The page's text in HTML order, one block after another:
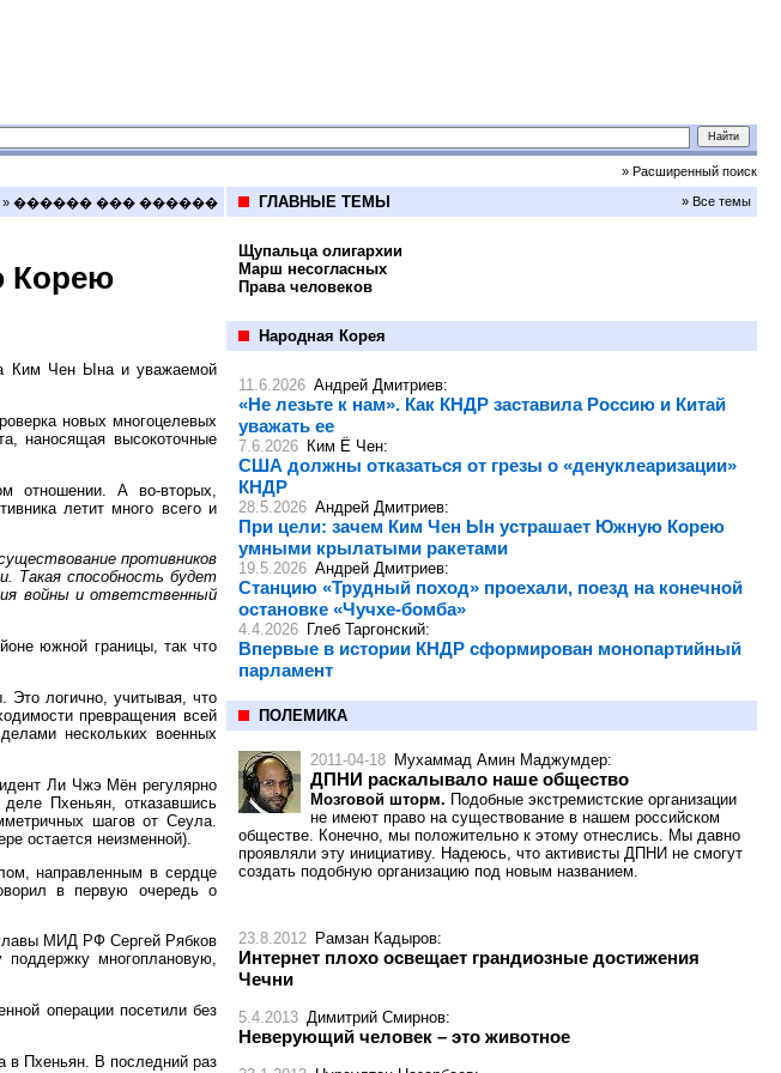
» Расширенный поиск
» ������ ��� ������
Корею
Ким Чен Ына и уважаемой
новых многоцелевых
наносящая высокоточные
отношении. А во-вторых,
летит много всего и
противников
Такая способность будет
войны и ответственный
южной границы, так что
Это логично, учитывая, что
превращения всей
нескольких военных
Ли Чжэ Мён регулярно
Пхеньян, отказавшись
шагов от Сеула.
остается неизменной).
направленным в сердце
в первую очередь о
МИД РФ Сергей Рябков
многоплановую,
операции посетили без
в Пхеньян. В последний раз
ГЛАВНЫЕ ТЕМЫ » Все темы
Щупальца олигархии
Марш несогласных
Права человеков
Народная Корея
11.6.2026 Андрей Дмитриев:
«Не лезьте к нам». Как КНДР заставила Россию и Китай
уважать ее
7.6.2026 Ким Ё Чен:
США должны отказаться от грезы о «денуклеаризации»
КНДР
28.5.2026 Андрей Дмитриев:
При цели: зачем Ким Чен Ын устрашает Южную Корею
умными крылатыми ракетами
19.5.2026 Андрей Дмитриев:
Cтанцию «Трудный поход» проехали, поезд на конечной
остановке «Чучхе-бомба»
4.4.2026 Глеб Таргонский:
Впервые в истории КНДР сформирован монопартийный
парламент
ПОЛЕМИКА
2011-04-18 Мухаммад Амин Маджумдер:
ДПНИ раскалывало наше общество
Мозговой шторм. Подобные экстремистские организации
не имеют право на существование в нашем российском
обществе. Конечно, мы положительно к этому отнеслись. Мы давно
проявляли эту инициативу. Надеюсь, что активисты ДПНИ не смогут
создать подобную организацию под новым названием.
23.8.2012 Рамзан Кадыров:
Интернет плохо освещает грандиозные достижения
Чечни
5.4.2013 Димитрий Смирнов:
Неверующий человек – это животное